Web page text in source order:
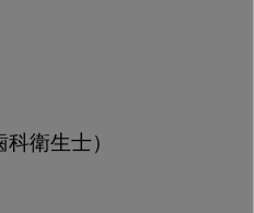
科衛生士）